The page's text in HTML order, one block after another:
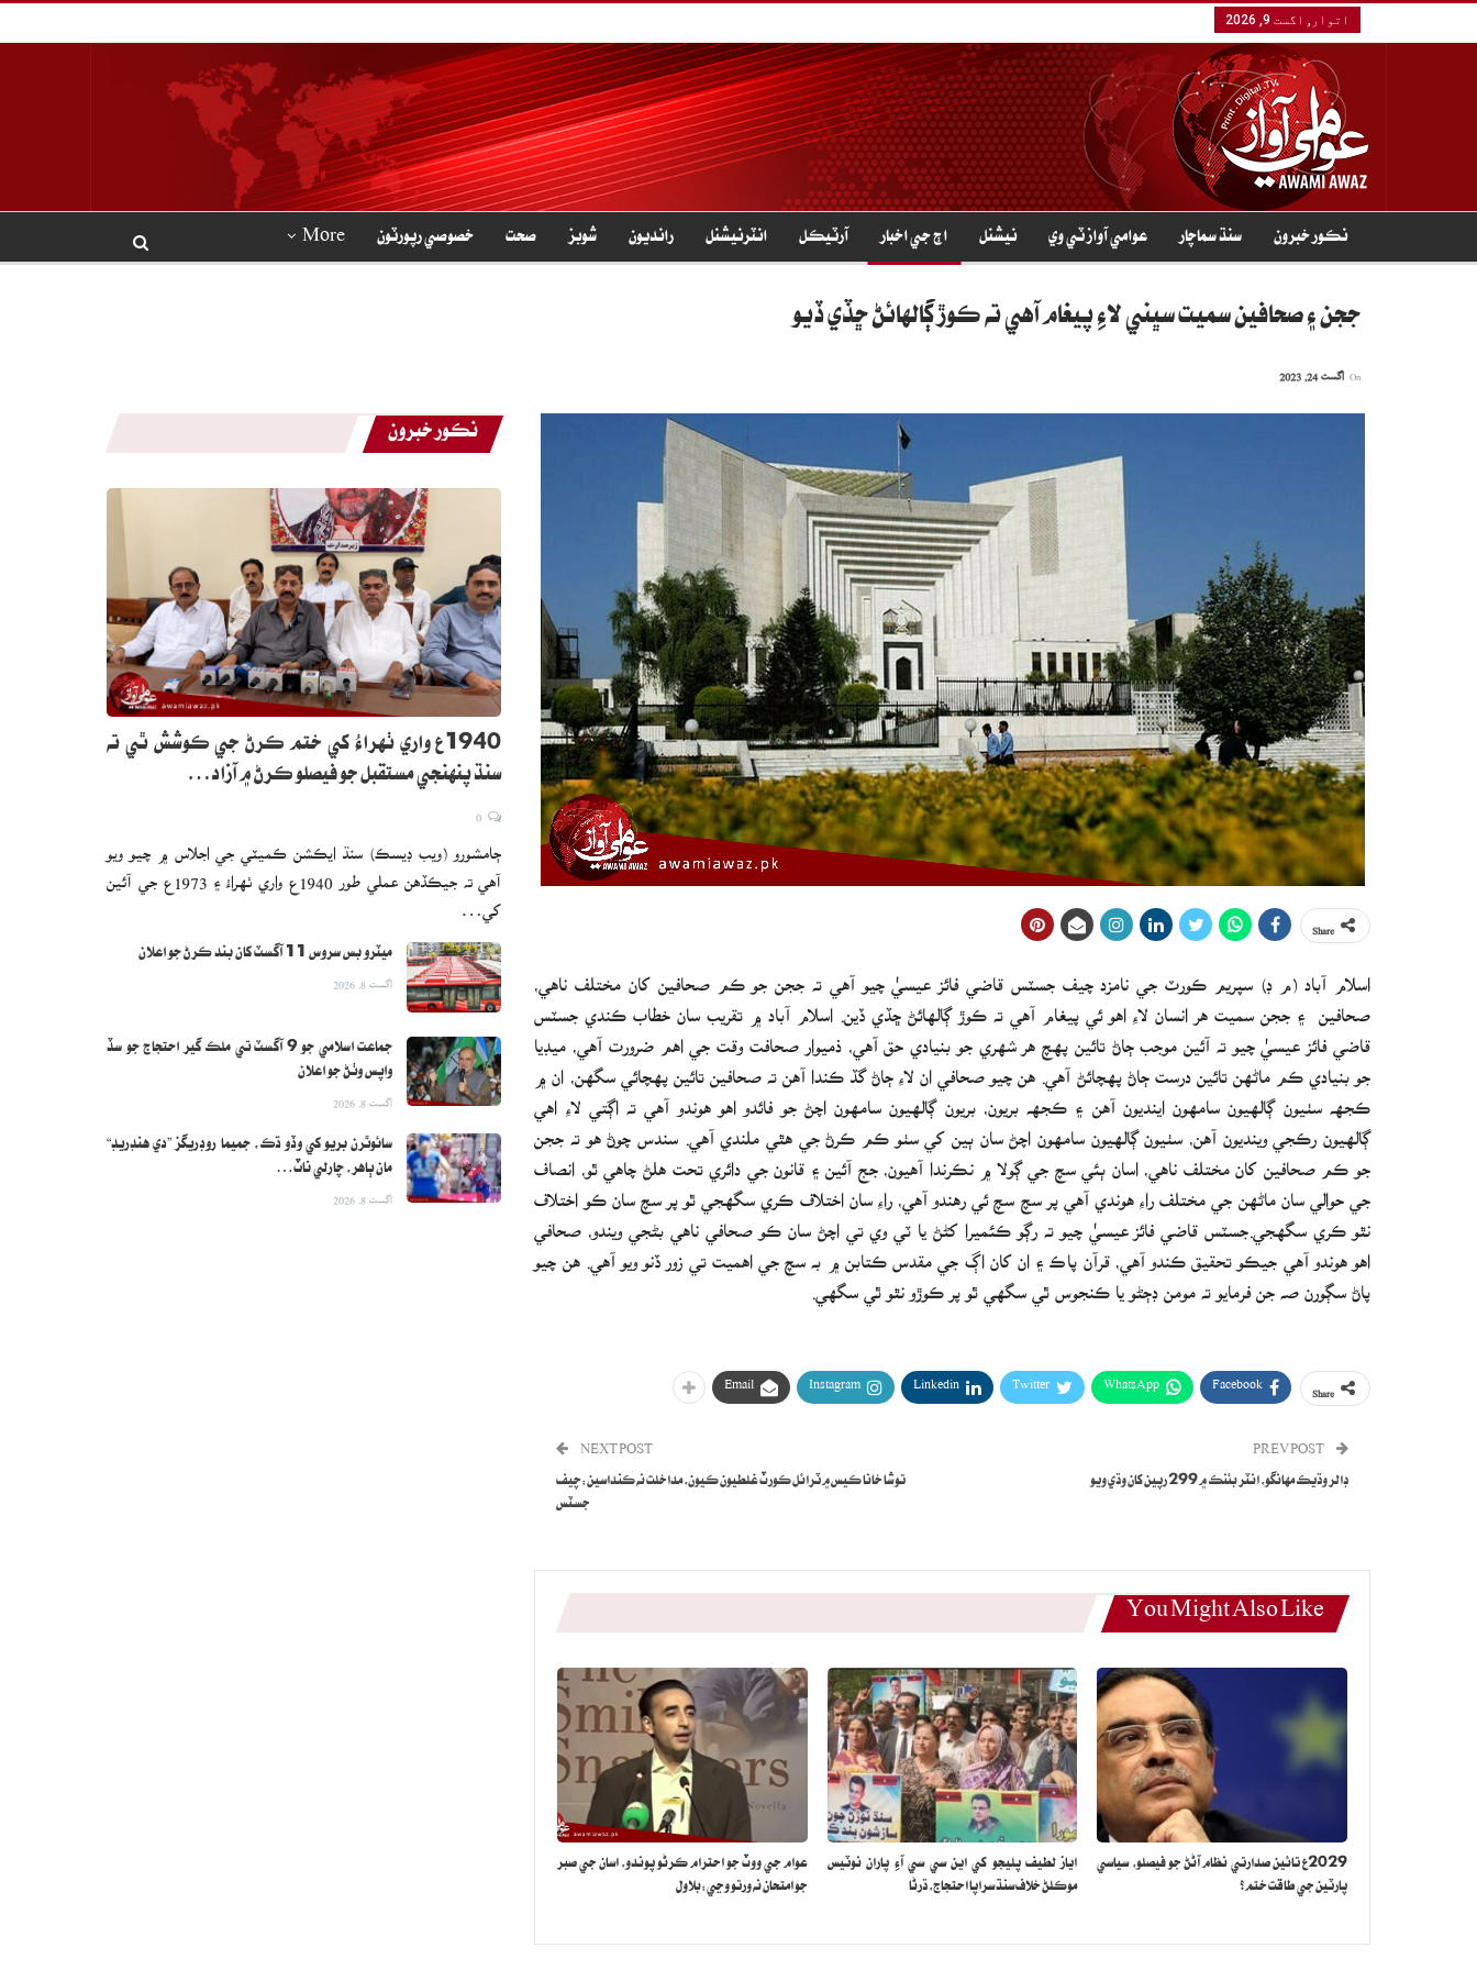
اتوار, اگست 9, 2026
نڪور خبرون سنڌ سماچار عوامي آواز ٽي وي نيشنل اڄ جي اخبار آرٽيڪل انٽرنيشنل رانديون شوبز صحت خصوصي رپورٽون More
ججن ۽ صحافين سميت سڀني لاءِ پيغام آهي ته ڪوڙ ڳالهائڻ ڇڏي ڏيو
اگست 24, 2023
اسلام آباد (م ڊ) سپريم ڪورٽ جي نامزد چيف جسٽس قاضي فائز عيسيٰ چيو آهي ته ججن جو ڪم صحافين کان مختلف ناهي،
صحافين ۽ ججن سميت هر انسان لاءِ اهو ئي پيغام آهي ته ڪوڙ ڳالهائڻ ڇڏي ڏين. اسلام آباد ۾ تقريب سان خطاب ڪندي جسٽس
قاضي فائز عيسيٰ چيو ته آئين موجب ڄاڻ تائين پهچ هر شهري جو بنيادي حق آهي، ذميوار صحافت وقت جي اهم ضرورت آهي، ميڊيا
جو بنيادي ڪم ماڻهن تائين درست ڄاڻ پهچائڻ آهي. هن چيو صحافي ان لاءِ ڄاڻ گڏ ڪندا آهن ته صحافين تائين پهچائي سگهن، ان ۾
ڪجهه سٺيون ڳالهيون سامهون اينديون آهن ۽ ڪجهه بريون، بريون ڳالهيون سامهون اچڻ جو فائدو اهو هوندو آهي ته اڳتي لاءِ اهي
ڳالهيون رڪجي وينديون آهن، سٺيون ڳالهيون سامهون اچڻ سان ٻين کي سٺو ڪم ڪرڻ جي هٿي ملندي آهي. سندس چوڻ هو ته ججن
جو ڪم صحافين کان مختلف ناهي، اسان ٻئي سچ جي ڳولا ۾ نڪرندا آهيون، جج آئين ۽ قانون جي دائري تحت هلڻ چاهي ٿو، انصاف
جي حوالي سان ماڻهن جي مختلف راءِ هوندي آهي پر سچ سچ ئي رهندو آهي، راءِ سان اختلاف ڪري سگهجي ٿو پر سچ سان ڪو اختلاف
نٿو ڪري سگهجي.جسٽس قاضي فائز عيسيٰ چيو ته رڳو ڪئميرا کڻڻ يا ٽي وي تي اچڻ سان ڪو صحافي ناهي بڻجي ويندو، صحافي
اهو هوندو آهي جيڪو تحقيق ڪندو آهي، قرآن پاڪ ۽ ان کان اڳ جي مقدس ڪتابن ۾ به سچ جي اهميت تي زور ڏنو ويو آهي. هن چيو
پاڻ سڳورن صه جن فرمايو ته مومن ڊڄڻو يا ڪنجوس ٿي سگهي ٿو پر ڪوڙو نٿو ٿي سگهي.
Facebook
WhatsApp
Twitter
Linkedin
Instagram
Email
ڊالر وڌيڪ مهانگو، انٽر بئنڪ ۾ 299 رپين کان وڌي ويو
NEXT POST
توشا خانا ڪيس ۾ ٽرائل ڪورٽ غلطيون ڪيون، مداخلت نه ڪنداسين:چيف
جسٽس
You Might Also Like
2029ع تائين صدارتي نظام آڻڻ جو فيصلو، سياسي
پارٽين جي طاقت ختم؟
اياز لطيف پليجو کي اين سي سي آءِ پاران نوٽيس
موڪلڻ خلاف سنڌ سراپا احتجاج، ڌرڻا
عوام جي ووٽ جو احترام ڪرڻو پوندو، اسان جي صبر
جو امتحان نه ورتو وڃي:بلاول
نڪور خبرون
1940ع واري ٺهراءُ کي ختم ڪرڻ جي ڪوشش ٿي ته
سنڌ پنهنجي مستقبل جو فيصلو ڪرڻ ۾ آزاد…
ڄامشورو (ويب ڊيسڪ) سنڌ ايڪشن ڪميٽي جي اجلاس ۾ چيو ويو
آهي ته جيڪڏهن عملي طور 1940ع واري ٺهراءُ ۽ 1973ع جي آئين
کي…
ميٽرو بس سروس 11 آگسٽ کان بند ڪرڻ جو اعلان
اگست 8, 2026
جماعت اسلامي جو 9 آگسٽ تي ملڪ گير احتجاج جو سڏ
واپس وٺڻ جو اعلان
اگست 8, 2026
سائوٿرن بريو کي وڏو ڌڪ، جميما روڊريگز ”دي هنڊريڊ“
مان ٻاهر، چارلي ناٽ…
اگست 8, 2026